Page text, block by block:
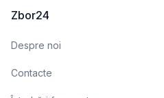
Zbor24
Despre noi
Contacte